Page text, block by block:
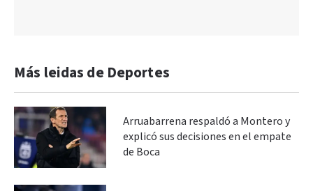
Más leidas de Deportes
Arruabarrena respaldó a Montero y
explicó sus decisiones en el empate
de Boca